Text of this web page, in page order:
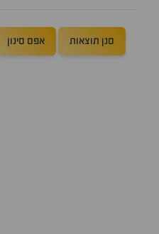
סנן תוצאות אפס סינון